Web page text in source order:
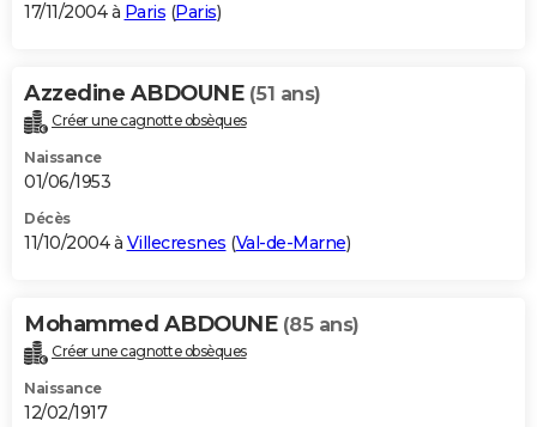
17/11/2004 à Paris (Paris)
Azzedine ABDOUNE (51 ans)
Créer une cagnotte obsèques
Naissance
01/06/1953
Décès
11/10/2004 à Villecresnes (Val-de-Marne)
Mohammed ABDOUNE (85 ans)
Créer une cagnotte obsèques
Naissance
12/02/1917